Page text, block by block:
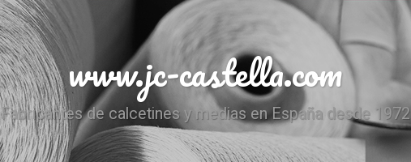
www.jc-castella.com
Fabricantes de calcetines y medias en España desde 1972